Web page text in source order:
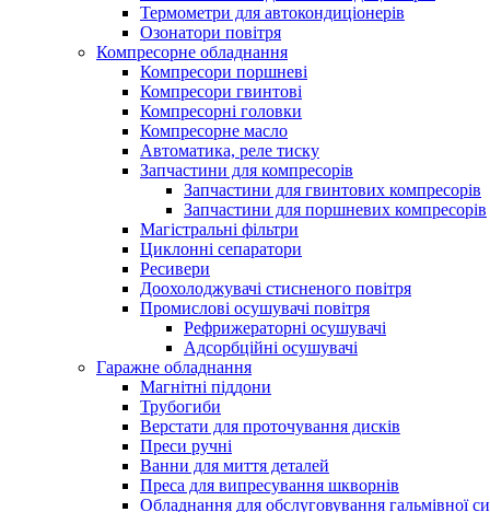
Термометри для автокондиціонерів
Озонатори повітря
Компресорне обладнання
Компресори поршневі
Компресори гвинтові
Компресорні головки
Компресорне масло
Автоматика, реле тиску
Запчастини для компресорів
Запчастини для гвинтових компресорів
Запчастини для поршневих компресорів
Магістральні фільтри
Циклонні сепаратори
Ресивери
Доохолоджувачі стисненого повітря
Промислові осушувачі повітря
Рефрижераторні осушувачі
Адсорбційні осушувачі
Гаражне обладнання
Магнітні піддони
Трубогиби
Верстати для проточування дисків
Преси ручні
Ванни для миття деталей
Преса для випресування шкворнів
Обладнання для обслуговування гальмівної